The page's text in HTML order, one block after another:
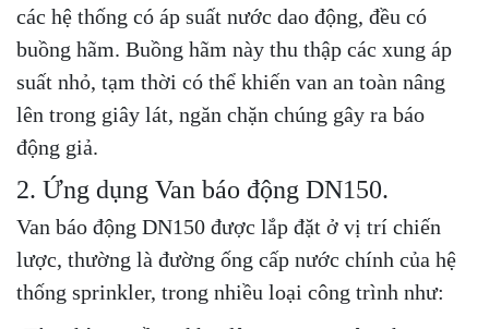
các hệ thống có áp suất nước dao động, đều có
buồng hãm. Buồng hãm này thu thập các xung áp
suất nhỏ, tạm thời có thể khiến van an toàn nâng
lên trong giây lát, ngăn chặn chúng gây ra báo
động giả.
2. Ứng dụng Van báo động DN150.
Van báo động DN150 được lắp đặt ở vị trí chiến
lược, thường là đường ống cấp nước chính của hệ
thống sprinkler, trong nhiều loại công trình như: